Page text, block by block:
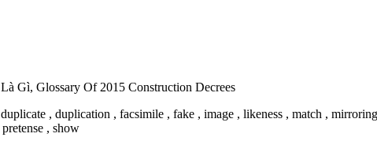
Gì, Glossary Of 2015 Construction Decrees
, duplication , facsimile , fake , image , likeness , match ,
, show